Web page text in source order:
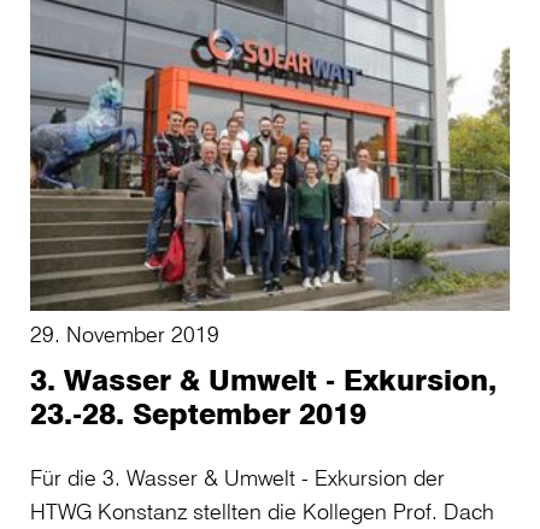
29. November 2019
3. Wasser & Umwelt - Exkursion,
23.-28. September 2019
Für die 3. Wasser & Umwelt - Exkursion der
HTWG Konstanz stellten die Kollegen Prof. Dach